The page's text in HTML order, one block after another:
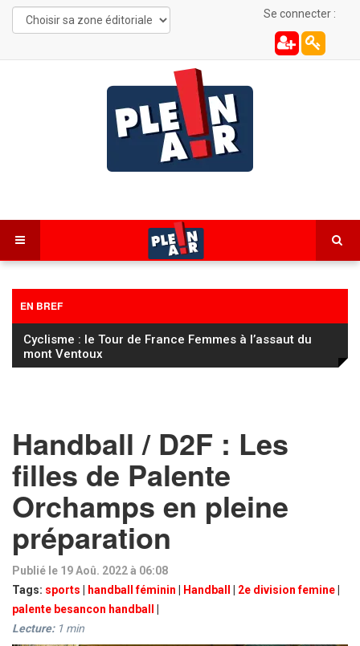
Se connecter :
EN BREF
Cyclisme : le Tour de France Femmes à l’assaut du
mont Ventoux
Handball / D2F : Les
filles de Palente
Orchamps en pleine
préparation
Publié le 19 Aoû. 2022 à 06:08
Tags: sports handball féminin Handball 2e division femine
palente besancon handball
Lecture: 1 min